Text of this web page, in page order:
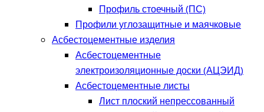
Профиль стоечный (ПС)
Профили углозащитные и маячковые
Асбестоцементные изделия
Асбестоцементные
электроизоляционные доски (АЦЭИД)
Асбестоцементные листы
Лист плоский непрессованный